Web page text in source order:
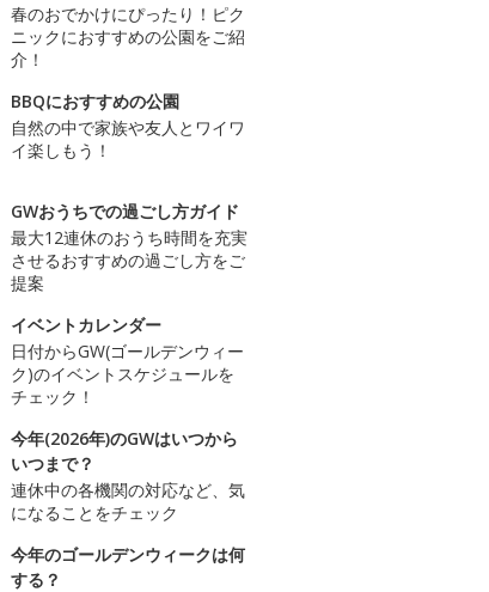
春のおでかけにぴったり！ピク
ニックにおすすめの公園をご紹
介！
BBQにおすすめの公園
自然の中で家族や友人とワイワ
イ楽しもう！
GWおうちでの過ごし方ガイド
最大12連休のおうち時間を充実
させるおすすめの過ごし方をご
提案
イベントカレンダー
日付からGW(ゴールデンウィー
ク)のイベントスケジュールを
チェック！
今年(2026年)のGWはいつから
いつまで？
連休中の各機関の対応など、気
になることをチェック
今年のゴールデンウィークは何
する？